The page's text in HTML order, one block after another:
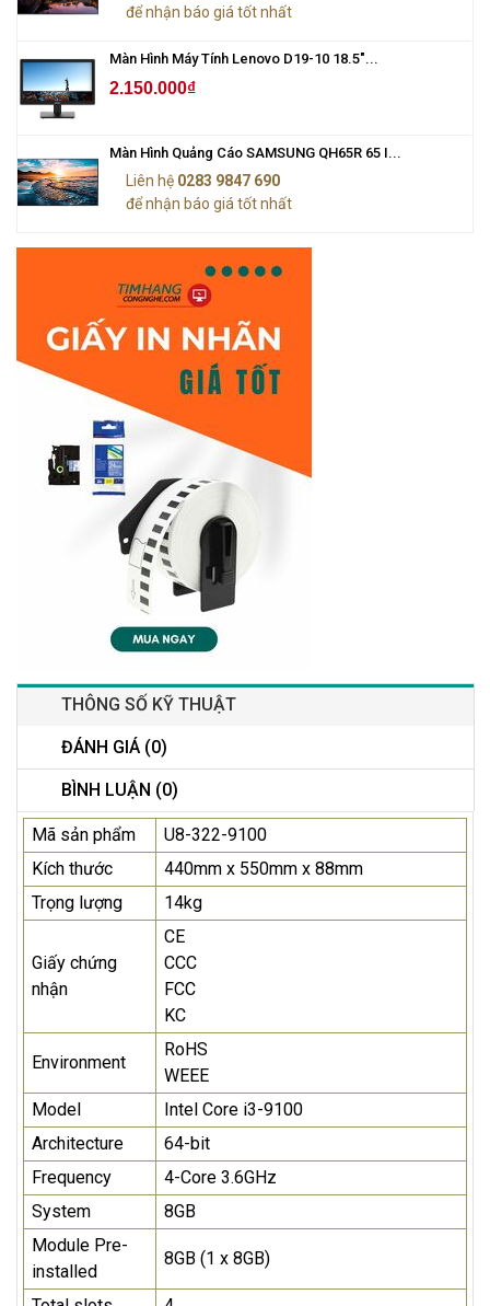
để nhận báo giá tốt nhất
Màn Hình Máy Tính Lenovo D19-10 18.5"...
2.150.000₫
Màn Hình Quảng Cáo SAMSUNG QH65R 65 I...
Liên hệ 0283 9847 690
để nhận báo giá tốt nhất
THÔNG SỐ KỸ THUẬT
ĐÁNH GIÁ (0)
BÌNH LUẬN (0)
Mã sản phẩm
U8-322-9100
Kích thước
440mm x 550mm x 88mm
Trọng lượng
14kg
Giấy chứng
nhận
CE
CCC
FCC
KC
Environment
RoHS
WEEE
Model
Intel Core i3-9100
Architecture
64-bit
Frequency
4-Core 3.6GHz
System
8GB
Module Pre-
installed
8GB (1 x 8GB)